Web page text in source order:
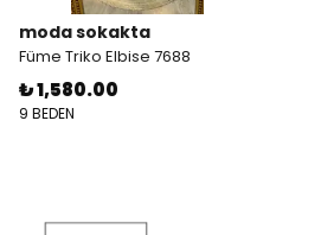
moda sokakta
Füme Triko Elbise 7688
₺ 1,580.00
9 BEDEN